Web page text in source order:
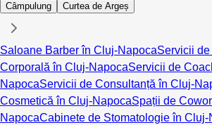
Câmpulung
Curtea de Argeș
Saloane Barber în Cluj-NapocaServicii
Corporală în Cluj-NapocaServicii de
NapocaServicii de Consultanță în Cluj-
Cosmetică în Cluj-NapocaSpații de
NapocaCabinete de Stomatologie în Cluj-